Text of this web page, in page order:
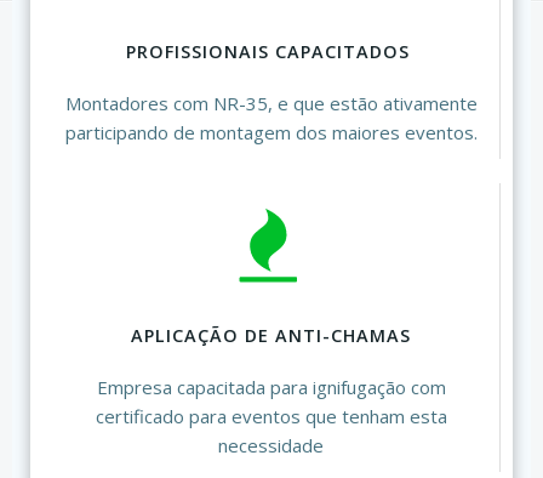
PROFISSIONAIS CAPACITADOS
Montadores com NR-35, e que estão ativamente
participando de montagem dos maiores eventos.
APLICAÇÃO DE ANTI-CHAMAS
Empresa capacitada para ignifugação com
certificado para eventos que tenham esta
necessidade